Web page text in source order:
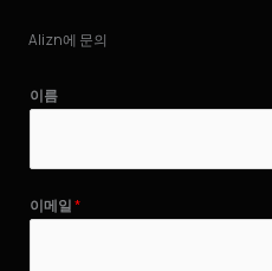
Alizn에 문의
이름
이메일*